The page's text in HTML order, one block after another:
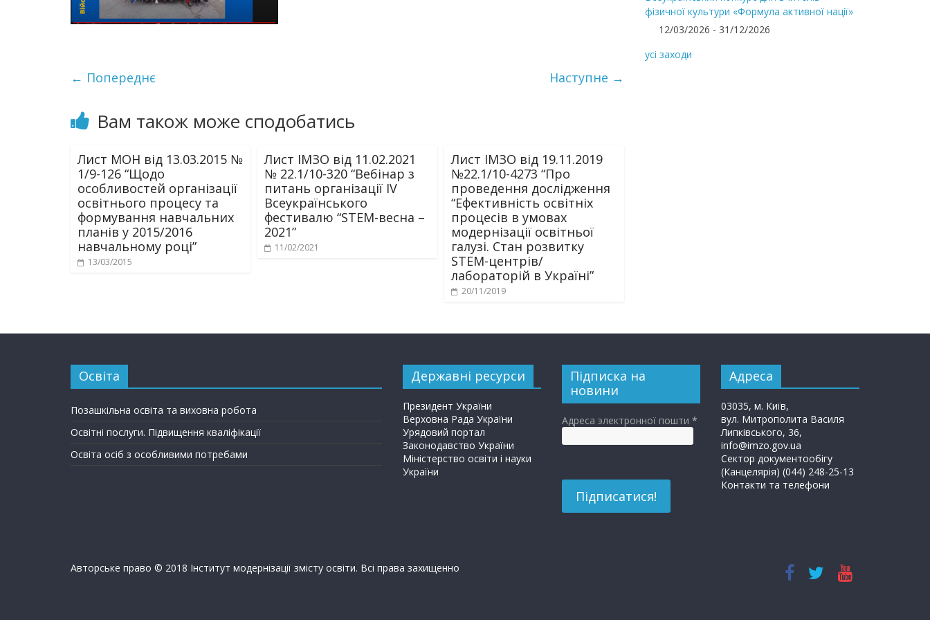
← Попереднє Наступне →
Вам також може сподобатись
Лист МОН від 13.03.2015 №
1/9-126 “Щодо
особливостей організації
освітнього процесу та
формування навчальних
планів у 2015/2016
навчальному році”
13/03/2015
Лист ІМЗО від 11.02.2021
№ 22.1/10-320 “Вебінар з
питань організації IV
Всеукраїнського
фестивалю “STEM-весна –
2021”
11/02/2021
Лист ІМЗО від 19.11.2019
№22.1/10-4273 “Про
проведення дослідження
“Ефективність освітніх
процесів в умовах
модернізації освітньої
галузі. Стан розвитку
STEM-центрів/
лабораторій в Україні”
20/11/2019
фізичної культури «Формула активної нації»
12/03/2026 - 31/12/2026
усі заходи
Освіта
Позашкільна освіта та виховна робота
Освітні послуги. Підвищення кваліфікації
Освіта осіб з особливими потребами
Державні ресурси
Президент України
Верховна Рада України
Урядовий портал
Законодавство України
Міністерство освіти і науки
України
Підписка на
новини
Адреса электронної пошти *
Адреса
03035, м. Київ,
вул. Митрополита Василя
Липківського, 36,
info@imzo.gov.ua
Сектор документообігу
(Канцелярія) (044) 248-25-13
Контакти та телефони
Авторське право © 2018 Інститут модернізації змісту освіти. Всі права захищенно